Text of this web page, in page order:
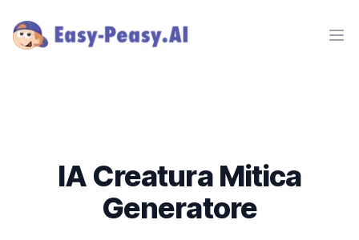
IA Creatura Mitica
Generatore